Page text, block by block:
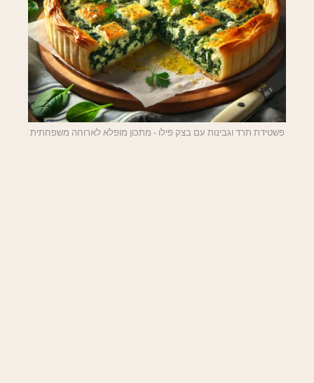
פשטידת תרד וגבינות עם בצק פילו - מתכון מופלא לארוחה משפחתית